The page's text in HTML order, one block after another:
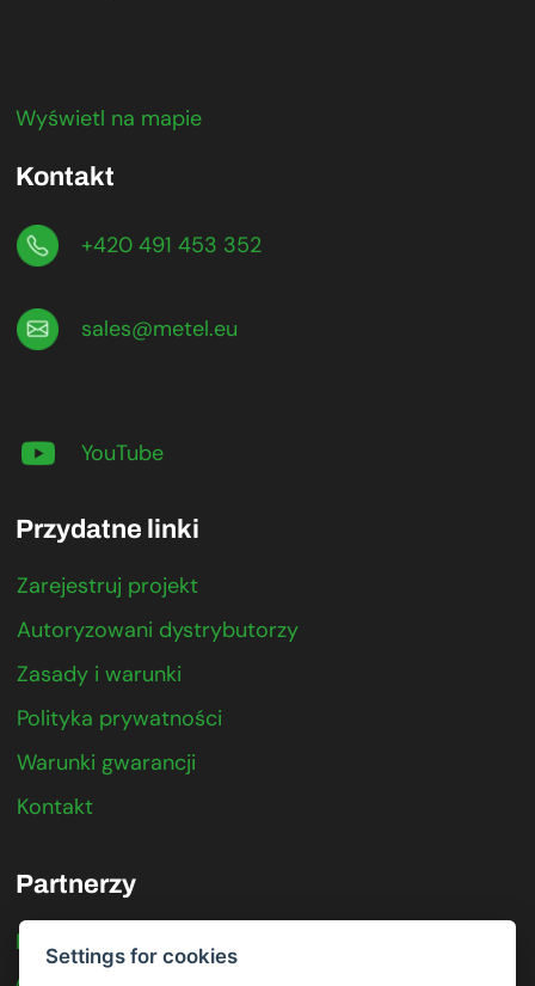
Wyświetl na mapie
Kontakt
+420 491 453 352
sales@metel.eu
YouTube
Przydatne linki
Zarejestruj projekt
Autoryzowani dystrybutorzy
Zasady i warunki
Polityka prywatności
Warunki gwarancji
Kontakt
Partnerzy
IFTER
Axis Communications
Settings for cookies